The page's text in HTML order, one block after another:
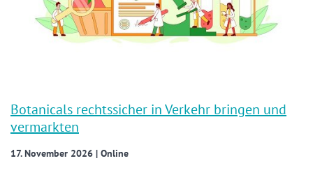
Botanicals rechtssicher in Verkehr bringen und
vermarkten
17. November 2026 | Online